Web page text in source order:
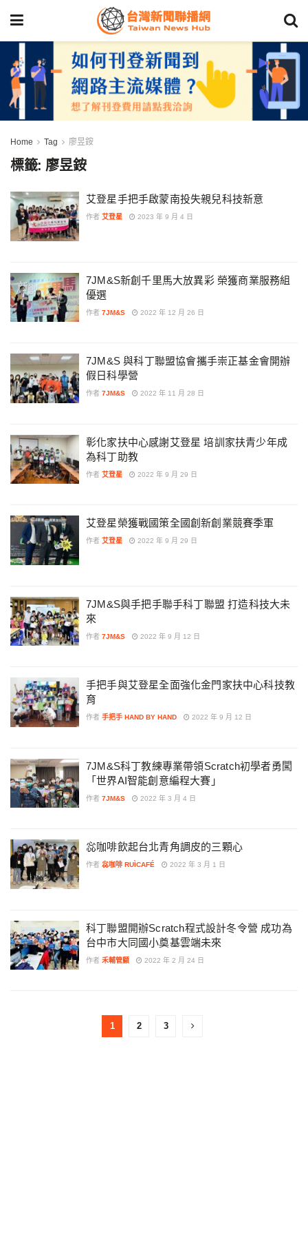
Home Tag 廖昱銨
標籤:廖昱銨
艾登星手把手啟蒙南投失親兒科技新意
作者 艾登星 2023 年 9 月 4 日
7JM&S新創千里馬大放異彩 榮獲商業服務組
優選
作者 7JM&S 2022 年 12 月 26 日
7JM&S 與科丁聯盟協會攜手崇正基金會開辦
假日科學營
作者 7JM&S 2022 年 11 月 28 日
彰化家扶中心感謝艾登星 培訓家扶青少年成
為科丁助教
作者 艾登星 2022 年 9 月 29 日
艾登星榮獲戰國策全國創新創業競賽季軍
作者 艾登星 2022 年 9 月 29 日
7JM&S與手把手聯手科丁聯盟 打造科技大未
來
作者 7JM&S 2022 年 9 月 12 日
手把手與艾登星全面強化金門家扶中心科技教
育
作者 手把手 HAND BY HAND 2022 年 9 月 12 日
7JM&S科丁教練專業帶領Scratch初學者勇闖
「世界AI智能創意編程大賽」
作者 7JM&S 2022 年 3 月 4 日
惢咖啡飲起台北青角調皮的三顆心
作者 惢咖啡 RUÌCAFÉ 2022 年 3 月 1 日
科丁聯盟開辦Scratch程式設計冬令營 成功為
台中市大同國小奠基雲端未來
作者 禾輔管顧 2022 年 2 月 24 日
1 2 3